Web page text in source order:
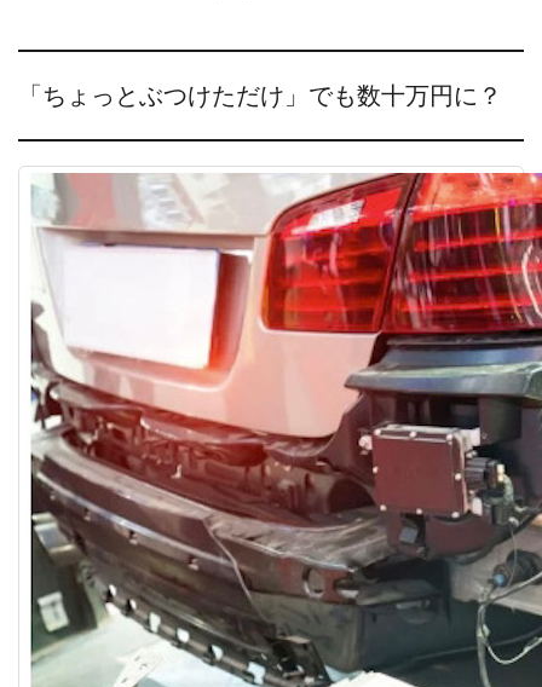
「ちょっとぶつけただけ」でも数十万円に？